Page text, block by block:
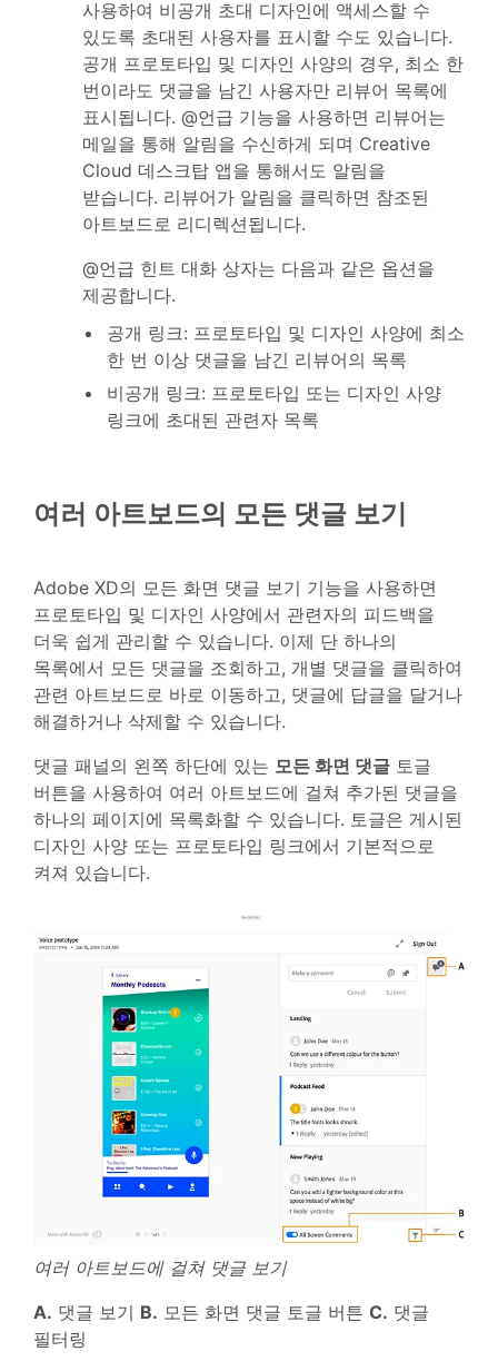
사용하여 비공개 초대 디자인에 액세스할 수
있도록 초대된 사용자를 표시할 수도 있습니다.
공개 프로토타입 및 디자인 사양의 경우, 최소 한
번이라도 댓글을 남긴 사용자만 리뷰어 목록에
표시됩니다. @언급 기능을 사용하면 리뷰어는
메일을 통해 알림을 수신하게 되며 Creative
Cloud 데스크탑 앱을 통해서도 알림을
받습니다. 리뷰어가 알림을 클릭하면 참조된
아트보드로 리디렉션됩니다.
@언급 힌트 대화 상자는 다음과 같은 옵션을
제공합니다.
공개 링크: 프로토타입 및 디자인 사양에 최소
한 번 이상 댓글을 남긴 리뷰어의 목록
비공개 링크: 프로토타입 또는 디자인 사양
링크에 초대된 관련자 목록
여러 아트보드의 모든 댓글 보기
Adobe XD의 모든 화면 댓글 보기 기능을 사용하면
프로토타입 및 디자인 사양에서 관련자의 피드백을
더욱 쉽게 관리할 수 있습니다. 이제 단 하나의
목록에서 모든 댓글을 조회하고, 개별 댓글을 클릭하여
관련 아트보드로 바로 이동하고, 댓글에 답글을 달거나
해결하거나 삭제할 수 있습니다.
댓글 패널의 왼쪽 하단에 있는 모든 화면 댓글 토글
버튼을 사용하여 여러 아트보드에 걸쳐 추가된 댓글을
하나의 페이지에 목록화할 수 있습니다. 토글은 게시된
디자인 사양 또는 프로토타입 링크에서 기본적으로
켜져 있습니다.
여러 아트보드에 걸쳐 댓글 보기
A. 댓글 보기 B. 모든 화면 댓글 토글 버튼 C. 댓글
필터링